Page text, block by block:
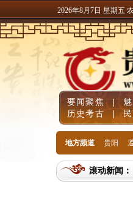
2026年8月7日 星期五
要闻聚焦 |
历史考古
|
地方频道 贵阳
滚动新闻：